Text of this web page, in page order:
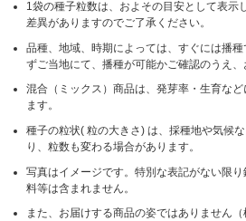
1袋の種子粒数は、およその目安として表示
差異がありますのでご了承ください。
品種、地域、時期によっては、すぐには播
ずご当地にて、播種が可能かご確認のうえ、
混合（ミックス）商品は、発芽率・生育な
ます。
種子の粒状( 粒の大きさ) は、採種地や気候
り、粒数も変わる場合があります。
写真はイメージです。特別な表記がない限
料等は含まれません。
また、お届けする商品の姿ではありません